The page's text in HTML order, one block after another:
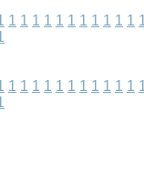
1 1 1 1 1 1 1 1 1 1 1
1 1 1 1 1 1 1 1 1 1 1